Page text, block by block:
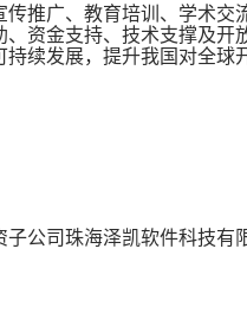
推广、教育培训、学术
资金支持、技术支撑及开
续发展，提升我国对全球
公司珠海泽凯软件科技有